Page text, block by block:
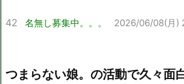
42 名無し募集中。。。 2026/06/08(月)
つまらない娘。の活動で久々面